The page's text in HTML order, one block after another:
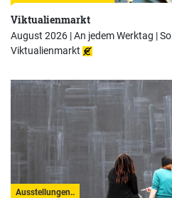
Viktualienmarkt
August 2026 | An jedem Werktag |
Viktualienmarkt
Ausstellungen..